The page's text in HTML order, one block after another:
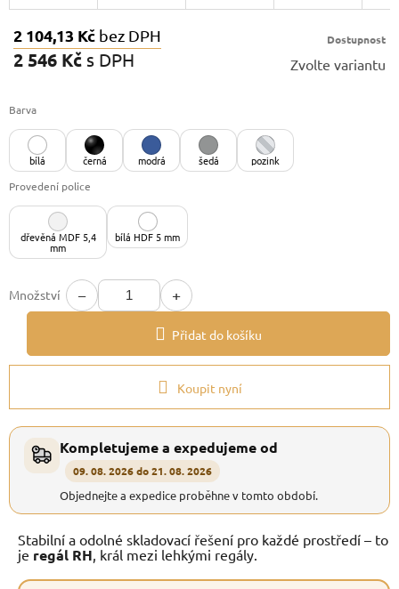
2 104,13 Kč bez DPH
2 546 Kč s DPH
Dostupnost
Zvolte variantu
Barva
bílá černá modrá šedá
pozink
Provedení police
dřevěná MDF 5,4
mm
bílá HDF 5 mm
Množství − +
Přidat do košíku
Koupit nyní
Kompletujeme a expedujeme od
09. 08. 2026 do 21. 08. 2026
Objednejte a expedice proběhne v tomto období.
Stabilní a odolné skladovací řešení pro každé prostředí – to
je regál RH , král mezi lehkými regály.